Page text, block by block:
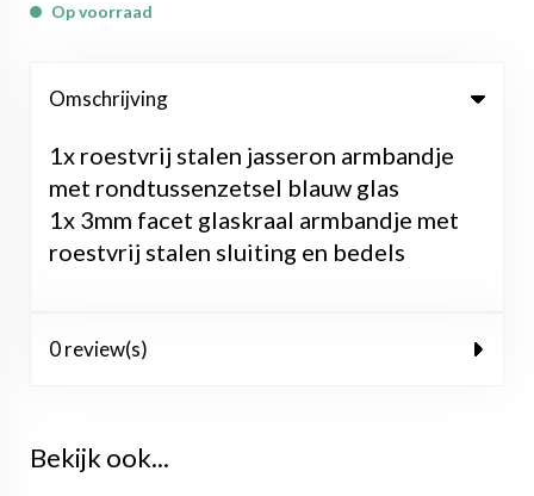
Op voorraad
Omschrijving
1x roestvrij stalen jasseron armbandje
met rondtussenzetsel blauw glas
1x 3mm facet glaskraal armbandje met
roestvrij stalen sluiting en bedels
0 review(s)
Bekijk ook...